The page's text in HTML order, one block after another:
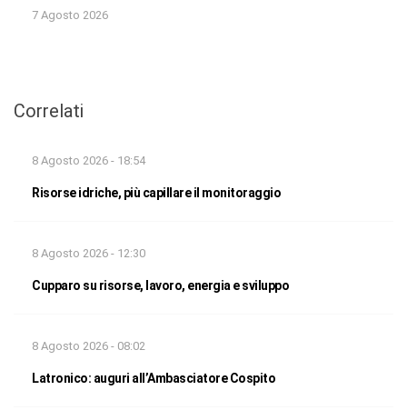
7 Agosto 2026
Correlati
8 Agosto 2026 - 18:54
Risorse idriche, più capillare il monitoraggio
8 Agosto 2026 - 12:30
Cupparo su risorse, lavoro, energia e sviluppo
8 Agosto 2026 - 08:02
Latronico: auguri all’Ambasciatore Cospito